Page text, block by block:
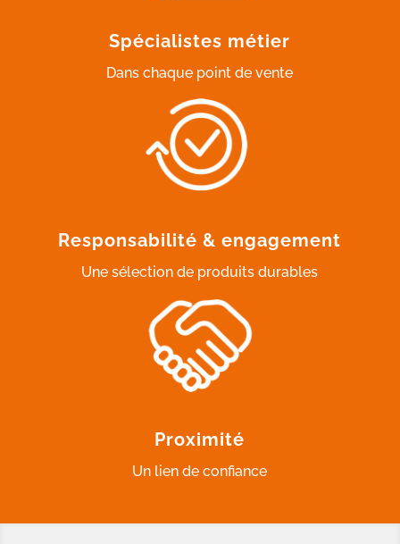
Spécialistes métier
Dans chaque point de vente
Responsabilité & engagement
Une sélection de produits durables
Proximité
Un lien de confiance